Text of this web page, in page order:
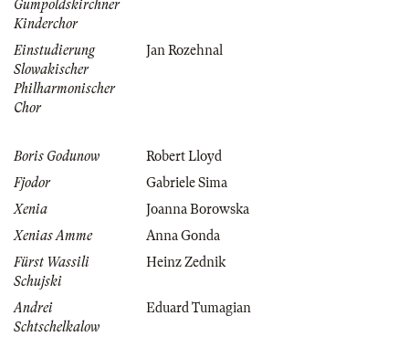
Gumpoldskirchner
Kinderchor
Einstudierung
Slowakischer
Philharmonischer
Chor
Jan Rozehnal
Boris Godunow
Robert Lloyd
Fjodor
Gabriele Sima
Xenia
Joanna Borowska
Xenias Amme
Anna Gonda
Fürst Wassili
Schujski
Heinz Zednik
Andrei
Schtschelkalow
Eduard Tumagian